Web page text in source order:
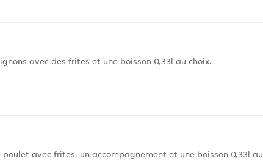
avec des frites et une boisson 0,33l au choix.
avec frites, un accompagnement et une boisson 0,33l au